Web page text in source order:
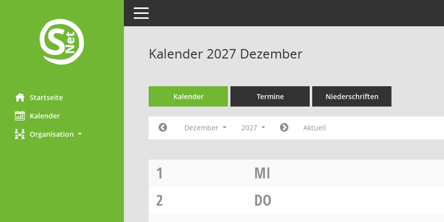
Startseite
Kalender
Organisation
Toggle navigation
Kalender 2027 Dezember
Kalender Termine Niederschriften
Dezember 2027 Aktuell
1
MI
2
DO